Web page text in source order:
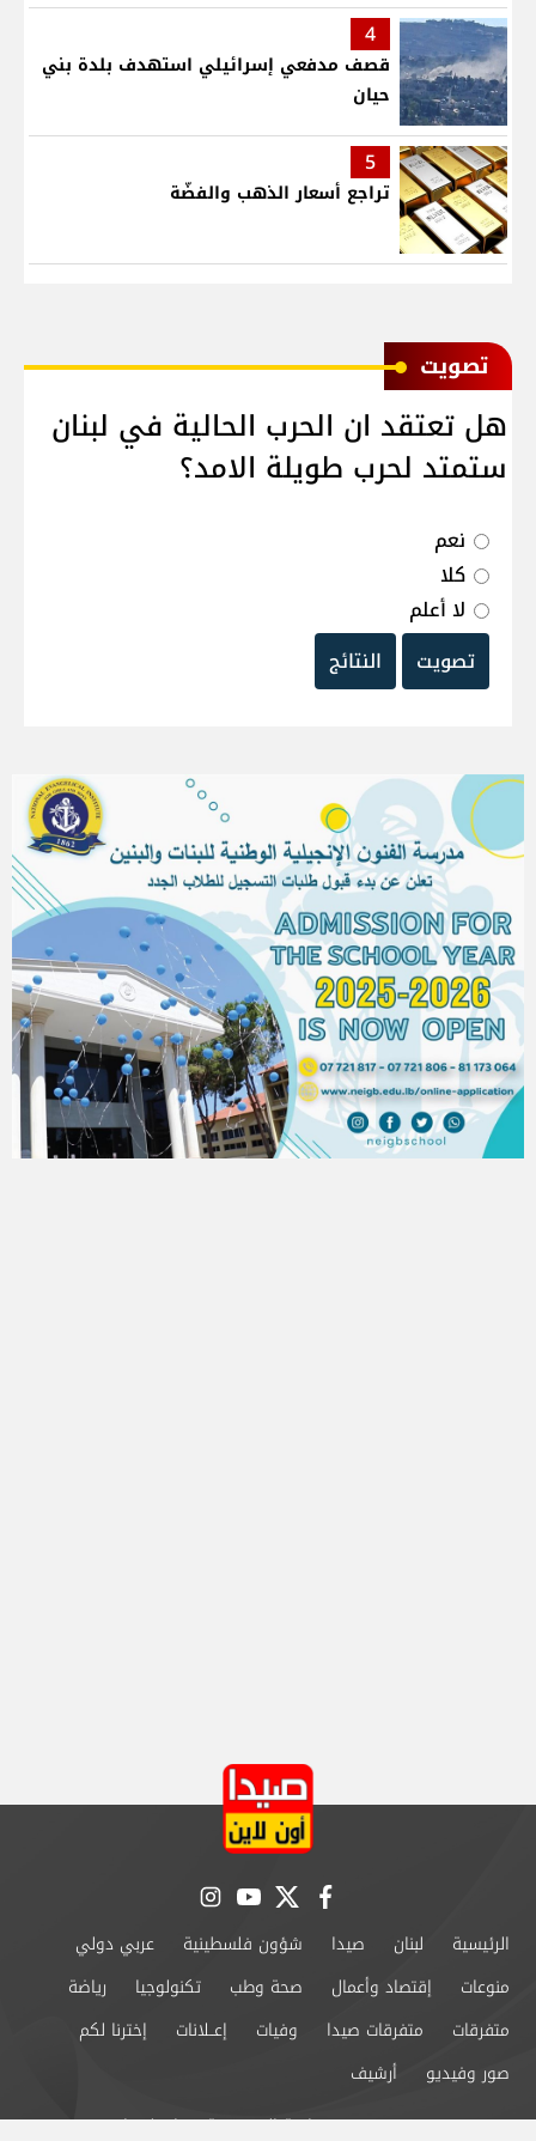
4
قصف مدفعي إسرائيلي استهدف بلدة بني
حيان
5
تراجع أسعار الذهب والفضّة
ﺗﺼﻮﻳﺖ
هل تعتقد ان الحرب الحالية في لبنان
ستمتد لحرب طويلة الامد؟
نعم
كلا
لا أعلم
تصويت
النتائج
facebook
twitter
youtube
instagram
الرئيسية لبنان صيدا شؤون فلسطينية
عربي دولي
منوعات
إقتصاد وأعمال صحة وطب تكنولوجيا
رياضة
متفرقات
متفرقات صيدا وفيات إعــلانات
إخترنا لكم
صور وفيديو
أرشيف
من نحن
سياسة الخصوصية اتصل بنا